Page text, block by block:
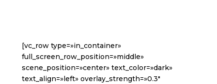
[vc_row type=»in_container»
full_screen_row_position=»middle»
scene_position=»center» text_color=»dark»
text_align=»left» overlay_strength=»0.3″